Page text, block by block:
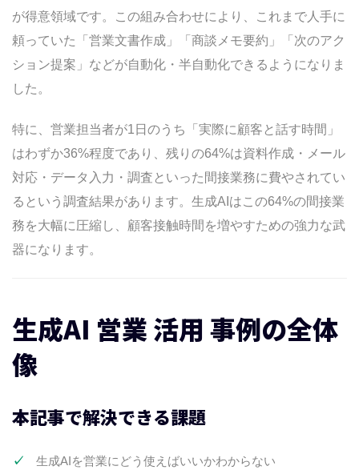
けで終わる
失敗パターン2：AI生成文をそのまま使い、
品質問題が発生
失敗パターン3：全部AIに任せようとする
失敗パターン4：KPIを設定せず、効果検証
できない
シミュレーション条件
月次コスト
フォーム営業×生成AIの相性の良いコンビ
リードダイナミクスとは
が得意領域です。この組み合わせにより、これまで人手に
頼っていた「営業文書作成」「商談メモ要約」「次のアク
ション提案」などが自動化・半自動化できるようになりま
した。
特に、営業担当者が1日のうち「実際に顧客と話す時間」
はわずか36%程度であり、残りの64%は資料作成・メール
対応・データ入力・調査といった間接業務に費やされてい
るという調査結果があります。生成AIはこの64%の間接業
務を大幅に圧縮し、顧客接触時間を増やすための強力な武
器になります。
生成AI 営業 活用 事例の全体
像
本記事で解決できる課題
生成AIを営業にどう使えばいいかわからない